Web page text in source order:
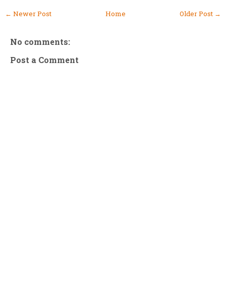
← Newer Post Older Post →
Home
No comments:
Post a Comment